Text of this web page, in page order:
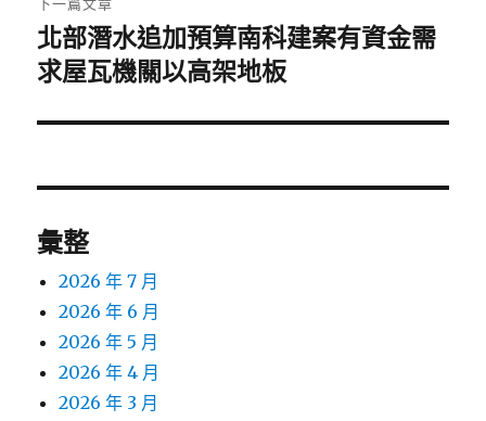
下
一
文
北部潛水追加預算南科建案有資金需
求屋瓦機關以高架地板
彙整
2026 年 7 月
2026 年 6 月
2026 年 5 月
2026 年 4 月
2026 年 3 月